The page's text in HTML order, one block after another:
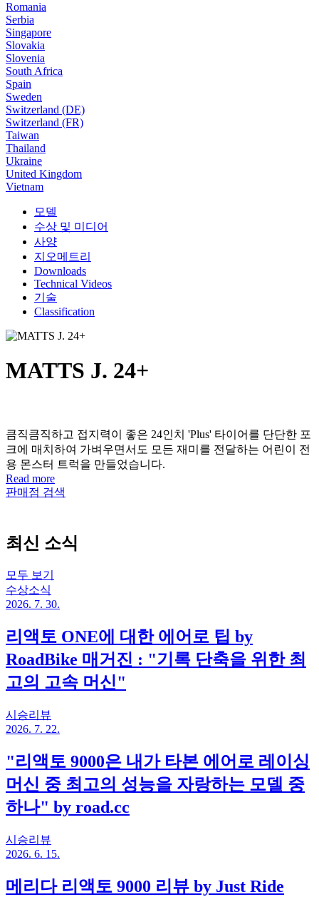
Romania
Serbia
Singapore
Slovakia
Slovenia
South Africa
Spain
Sweden
Switzerland (DE)
Switzerland (FR)
Taiwan
Thailand
Ukraine
United Kingdom
Vietnam
모델
수상 및 미디어
사양
지오메트리
Downloads
Technical Videos
기술
Classification
MATTS J. 24+
큼직큼직하고 접지력이 좋은 24인치 'Plus' 타이어를 단단한 포
크에 매치하여 가벼우면서도 모든 재미를 전달하는 어린이 전
용 몬스터 트럭을 만들었습니다.
Read more
판매점 검색
최신 소식
모두 보기
수상소식
2026. 7. 30.
리액토 ONE에 대한 에어로 팁 by
RoadBike 매거진 : "기록 단축을 위한 최
고의 고속 머신"
시승리뷰
2026. 7. 22.
"리액토 9000은 내가 타본 에어로 레이싱
머신 중 최고의 성능을 자랑하는 모델 중
하나" by road.cc
시승리뷰
2026. 6. 15.
메리다 리액토 9000 리뷰 by Just Ride